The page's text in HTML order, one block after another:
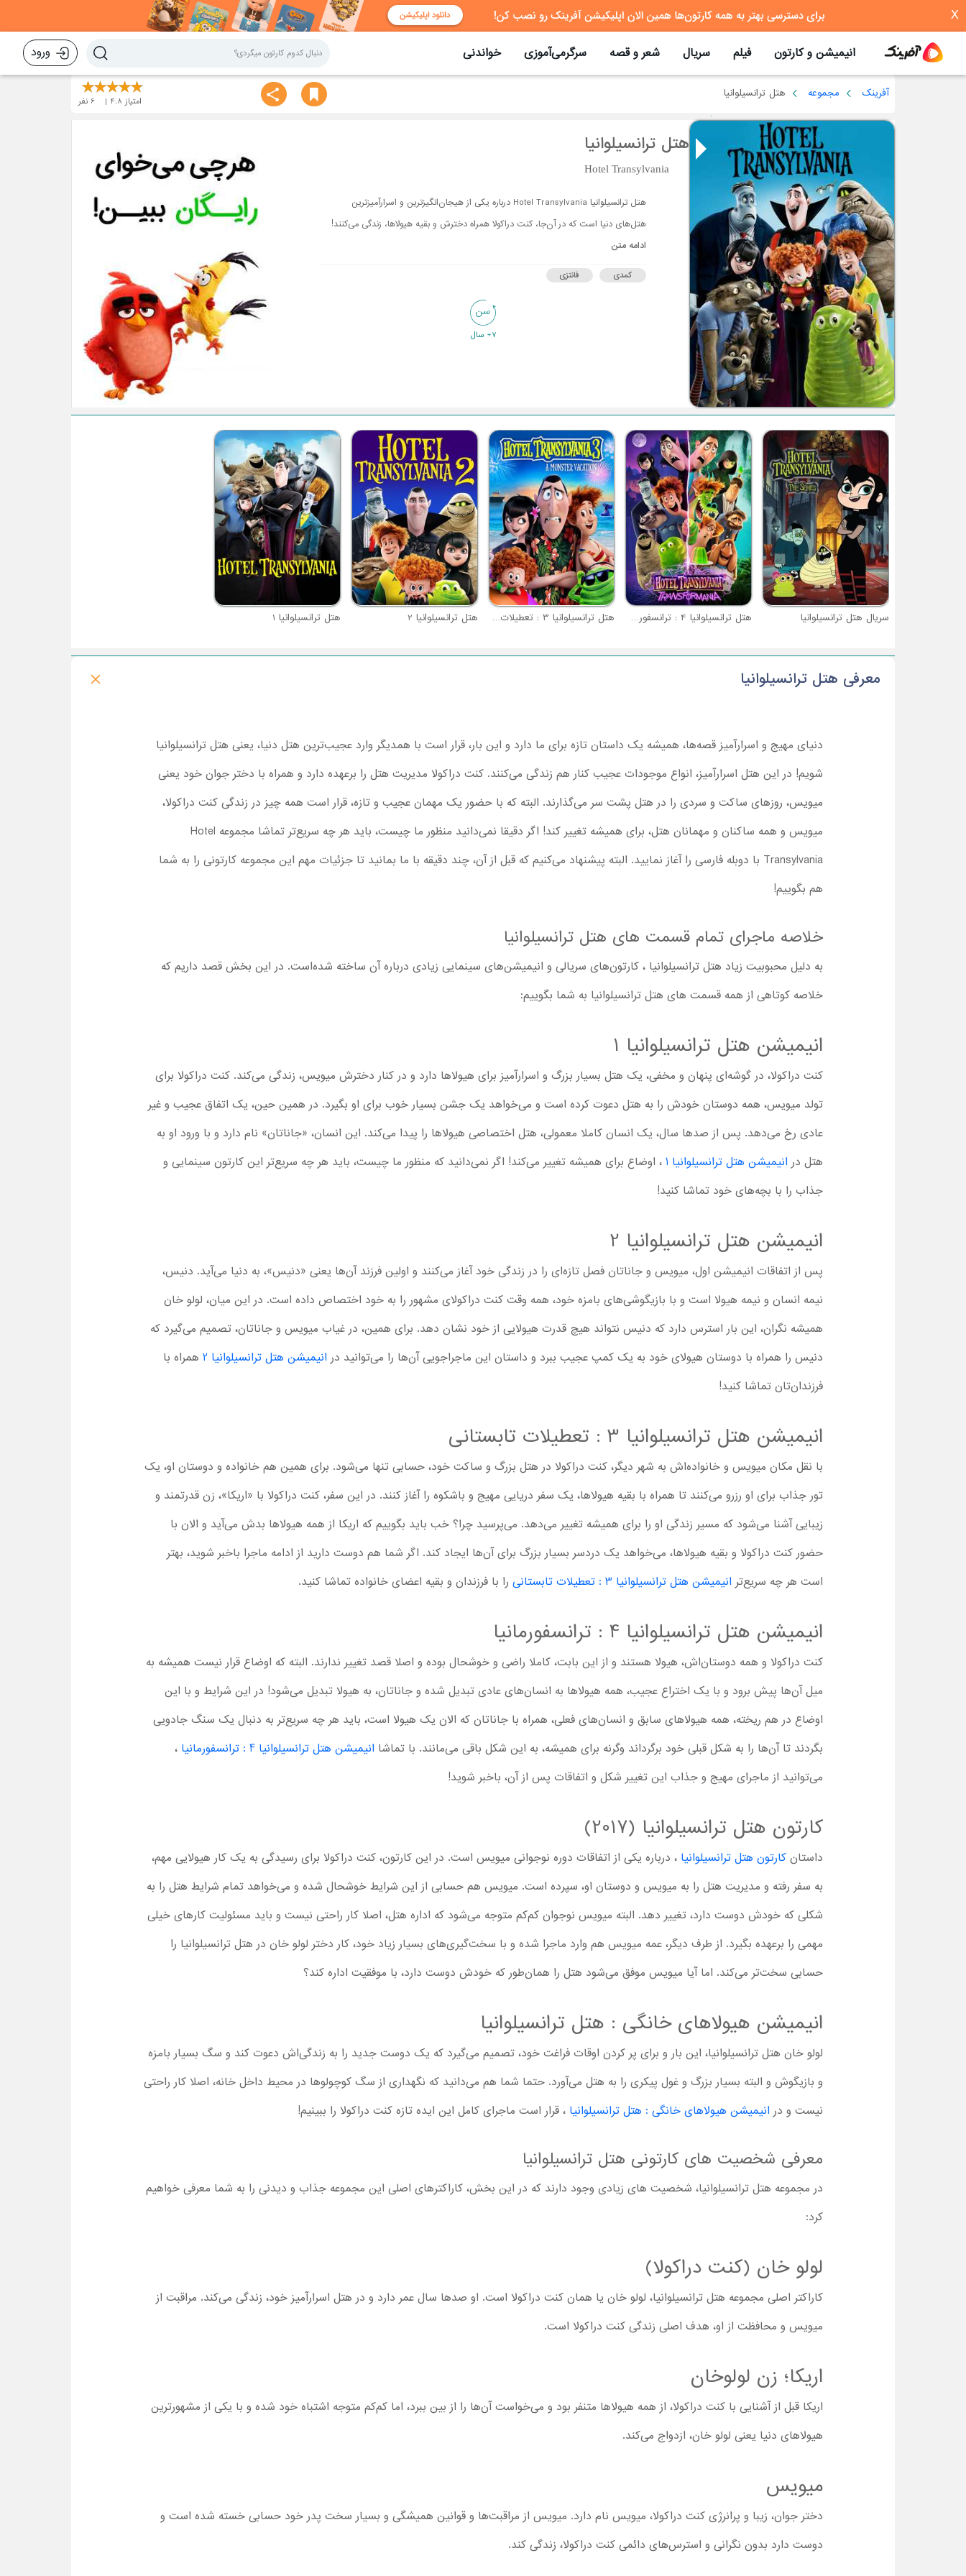
X
انیمیشن و کارتون فیلم سریال شعر و قصه سرگرمی‌آموزی خواندنی ورود
آفرینک مجموعه هتل ترانسیلوانیا
امتیاز 4.8
6 نفر
هتل ترانسیلوانیا
Hotel Transylvania
هتل ترانسیلوانیا Hotel Transylvania درباره یکی از هیجان‌انگیزترین و اسرارآمیزترین
هتل‌های دنیا است که در آن‌جا، کنت دراکولا همراه دخترش و بقیه هیولاها، زندگی می‌کنند!
ادامه متن
کمدی فانتزی
7+ سال
سریال هتل ترانسیلوانیا هتل ترانسیلوانیا 4 : ترانسفورمانیا هتل ترانسیلوانیا 3 : تعطیلات تابستانی هتل ترانسیلوانیا 2 هتل ترانسیلوانیا 1
معرفی هتل ترانسیلوانیا
دنیای مهیج و اسرارآمیز قصه‌ها، همیشه یک داستان تازه برای ما دارد و این بار، قرار است با همدیگر وارد عجیب‌ترین هتل دنیا، یعنی هتل ترانسیلوانیا
شویم! در این هتل اسرارآمیز، انواع موجودات عجیب کنار هم زندگی می‌کنند. کنت دراکولا مدیریت هتل را برعهده دارد و همراه با دختر جوان خود یعنی
میویس، روزهای ساکت و سردی را در هتل پشت سر می‌گذارند. البته که با حضور یک مهمان عجیب و تازه، قرار است همه چیز در زندگی کنت دراکولا،
میویس و همه ساکنان و مهمانان هتل، برای همیشه تغییر کند! اگر دقیقا نمی‌دانید منظور ما چیست، باید هر چه سریع‌تر تماشا مجموعه Hotel
Transylvania با دوبله فارسی را آغاز نمایید. البته پیشنهاد می‌کنیم که قبل از آن، چند دقیقه با ما بمانید تا جزئیات مهم این مجموعه کارتونی را به شما
هم بگوییم!
خلاصه ماجرای تمام قسمت های هتل ترانسیلوانیا
به دلیل محبوبیت زیاد هتل ترانسیلوانیا ، کارتون‌های سریالی و انیمیشن‌های سینمایی زیادی درباره آن ساخته شده‌است. در این بخش قصد داریم که
خلاصه کوتاهی از همه قسمت های هتل ترانسیلوانیا به شما بگوییم:
انیمیشن هتل ترانسیلوانیا 1
کنت دراکولا، در گوشه‌ای پنهان و مخفی، یک هتل بسیار بزرگ و اسرارآمیز برای هیولاها دارد و در کنار دخترش میویس، زندگی می‌کند. کنت دراکولا برای
تولد میویس، همه دوستان خودش را به هتل دعوت کرده است و می‌خواهد یک جشن بسیار خوب برای او بگیرد. در همین حین، یک اتفاق عجیب و غیر
عادی رخ می‌دهد. پس از صدها سال، یک انسان کاملا معمولی، هتل اختصاصی هیولاها را پیدا می‌کند. این انسان، «جاناتان» نام دارد و با ورود او به
هتل در انیمیشن هتل ترانسیلوانیا 1
، اوضاع برای همیشه تغییر می‌کند! اگر نمی‌دانید که منظور ما چیست، باید هر چه سریع‌تر این کارتون سینمایی و
جذاب را با بچه‌های خود تماشا کنید!
انیمیشن هتل ترانسیلوانیا 2
پس از اتفاقات انیمیشن اول، میویس و جاناتان فصل تازه‌ای را در زندگی خود آغاز می‌کنند و اولین فرزند آن‌ها یعنی «دنیس»، به دنیا می‌آید. دنیس،
نیمه انسان و نیمه هیولا است و با بازیگوشی‌های بامزه خود، همه وقت کنت دراکولای مشهور را به خود اختصاص داده است. در این میان، لولو خان
همیشه نگران، این بار استرس دارد که دنیس نتواند هیچ قدرت هیولایی از خود نشان دهد. برای همین، در غیاب میویس و جاناتان، تصمیم می‌گیرد که
دنیس را همراه با دوستان هیولای خود به یک کمپ عجیب ببرد و داستان این ماجراجویی آن‌ها را می‌توانید در انیمیشن هتل ترانسیلوانیا 2
همراه با
فرزندان‌تان تماشا کنید!
انیمیشن هتل ترانسیلوانیا 3 : تعطیلات تابستانی
با نقل مکان میویس و خانواده‌اش به شهر دیگر، کنت دراکولا در هتل بزرگ و ساکت خود، حسابی تنها می‌شود. برای همین هم خانواده و دوستان او، یک
تور جذاب برای او رزرو می‌کنند تا همراه با بقیه هیولاها، یک سفر دریایی مهیج و باشکوه را آغاز کنند. در این سفر، کنت دراکولا با «اریکا»، زن قدرتمند و
زیبایی آشنا می‌شود که مسیر زندگی او را برای همیشه تغییر می‌دهد. می‌پرسید چرا؟ خب باید بگوییم که اریکا از همه هیولاها بدش می‌آید و الان با
حضور کنت دراکولا و بقیه هیولاها، می‌خواهد یک دردسر بسیار بزرگ برای آن‌ها ایجاد کند. اگر شما هم دوست دارید از ادامه ماجرا باخبر شوید، بهتر
است هر چه سریع‌تر انیمیشن هتل ترانسیلوانیا 3 : تعطیلات تابستانی را با فرزندان و بقیه اعضای خانواده تماشا کنید.
انیمیشن هتل ترانسیلوانیا 4 : ترانسفورمانیا
کنت دراکولا و همه دوستان‌اش، هیولا هستند و از این بابت، کاملا راضی و خوشحال بوده و اصلا قصد تغییر ندارند. البته که اوضاع قرار نیست همیشه به
میل آن‌ها پیش برود و با یک اختراع عجیب، همه هیولاها به انسان‌های عادی تبدیل شده و جاناتان، به هیولا تبدیل می‌شود! در این شرایط و با این
اوضاع در هم ریخته، همه هیولاهای سابق و انسان‌های فعلی، همراه با جاناتان که الان یک هیولا است، باید هر چه سریع‌تر به دنبال یک سنگ جادویی
بگردند تا آن‌ها را به شکل قبلی خود برگرداند وگرنه برای همیشه، به این شکل باقی می‌مانند. با تماشا انیمیشن هتل ترانسیلوانیا 4 : ترانسفورمانیا
،
می‌توانید از ماجرای مهیج و جذاب این تغییر شکل و اتفاقات پس از آن، باخبر شوید!
کارتون هتل ترانسیلوانیا (2017)
داستان کارتون هتل ترانسیلوانیا ، درباره یکی از اتفاقات دوره نوجوانی میویس است. در این کارتون، کنت دراکولا برای رسیدگی به یک کار هیولایی مهم،
به سفر رفته‌ و مدیریت هتل را به میویس و دوستان او، سپرده است. میویس هم حسابی از این شرایط خوشحال شده و می‌خواهد تمام شرایط هتل را به
شکلی که خودش دوست دارد، تغییر دهد. البته میویس نوجوان کم‌کم متوجه می‌شود که اداره هتل، اصلا کار راحتی نیست و باید مسئولیت کارهای خیلی
مهمی را برعهده بگیرد. از طرف دیگر، عمه میویس هم وارد ماجرا شده و با سخت‌گیری‌های بسیار زیاد خود، کار دختر لولو خان در هتل ترانسیلوانیا را
حسابی سخت‌تر می‌کند. اما آیا میویس موفق می‌شود هتل را همان‌طور که خودش دوست دارد، با موفقیت اداره کند؟
انیمیشن هیولاهای خانگی : هتل ترانسیلوانیا
لولو خان هتل ترانسیلوانیا، این بار و برای پر کردن اوقات فراغت خود، تصمیم می‌گیرد که یک دوست جدید را به زندگی‌اش دعوت کند و سگ بسیار بامزه
و بازیگوش و البته بسیار بزرگ و غول پیکری را به هتل می‌آورد. حتما شما هم می‌دانید که نگهداری از سگ کوچولوها در محیط داخل خانه، اصلا کار راحتی
نیست و در انیمیشن هیولاهای خانگی : هتل ترانسیلوانیا ، قرار است ماجرای کامل این ایده تازه کنت دراکولا را ببینیم!
معرفی شخصیت های کارتونی هتل ترانسیلوانیا
در مجموعه هتل ترانسیلوانیا، شخصیت های زیادی وجود دارند که در این بخش، کاراکترهای اصلی این مجموعه جذاب و دیدنی را به شما معرفی خواهیم
کرد:
لولو خان (کنت دراکولا)
کاراکتر اصلی مجموعه هتل ترانسیلوانیا، لولو خان یا همان کنت دراکولا است. او صدها سال عمر دارد و در هتل اسرارآمیز خود، زندگی می‌کند. مراقبت از
میویس و محافظت از او، هدف اصلی زندگی کنت دراکولا است.
اریکا؛ زن لولوخان
اریکا قبل از آشنایی با کنت دراکولا، از همه هیولاها متنفر بود و می‌خواست آن‌ها را از بین ببرد، اما کم‌کم متوجه اشتباه خود شده و با یکی از مشهورترین
هیولاهای دنیا یعنی لولو خان، ازدواج می‌کند.
میویس
دختر جوان، زیبا و پرانرژی کنت دراکولا، میویس نام دارد. میویس از مراقبت‌ها و قوانین همیشگی و بسیار سخت پدر خود حسابی خسته شده است و
دوست دارد بدون نگرانی و استرس‌های دائمی کنت دراکولا، زندگی کند.